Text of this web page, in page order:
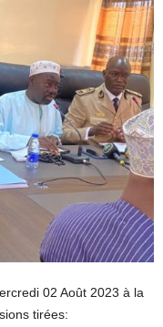
02 Août 2023 à la
tirées: